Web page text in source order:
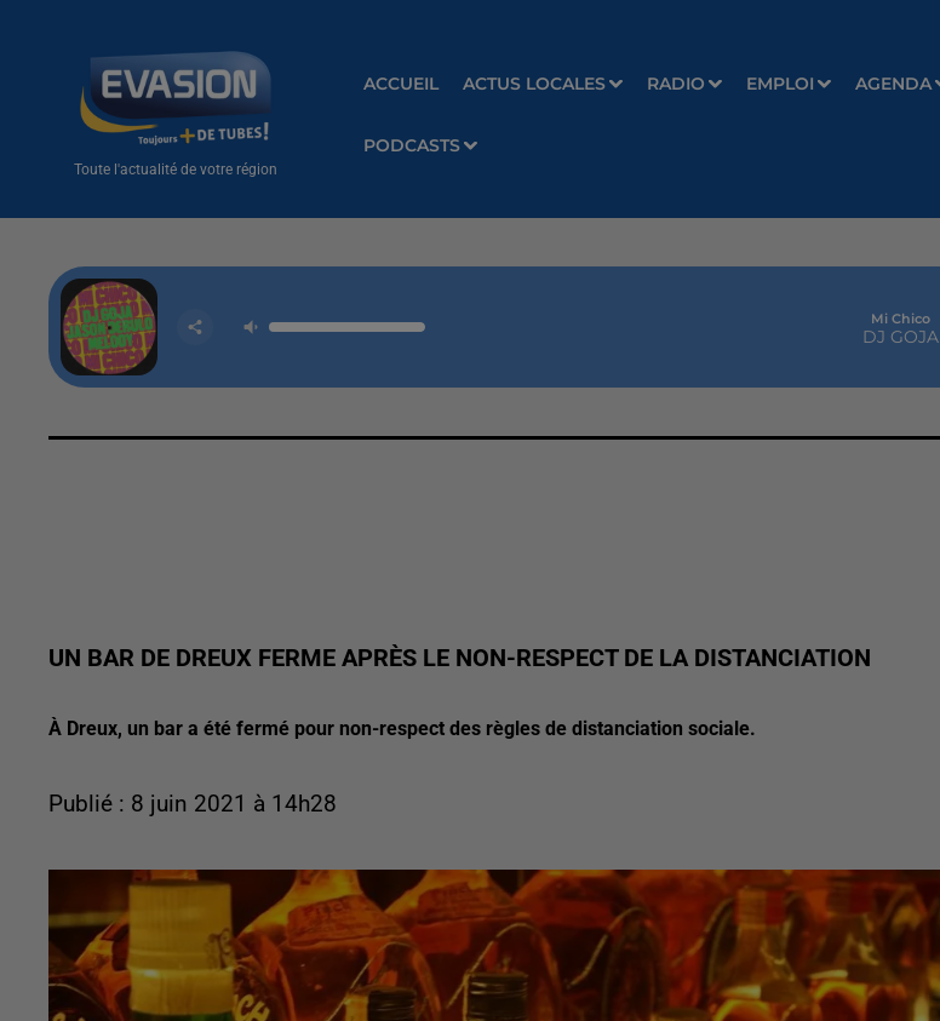
Toute l'actualité de votre région
ACCUEIL ACTUS LOCALES RADIO EMPLOI AGENDA
PODCASTS
Mi Chico
DJ GOJA
UN BAR DE DREUX FERME APRÈS LE NON-RESPECT DE LA DISTANCIATION
À Dreux, un bar a été fermé pour non-respect des règles de distanciation sociale.
Publié : 8 juin 2021 à 14h28